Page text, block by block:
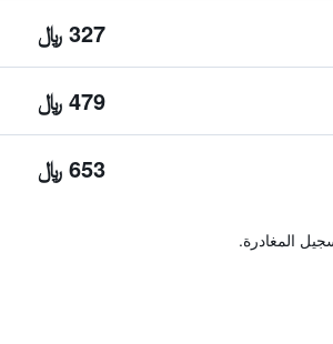
327 ﷼
479 ﷼
653 ﷼
المغادرة.